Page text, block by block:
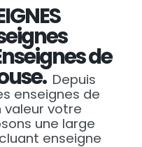
de
Depuis
enseignes de
votre
une large
enseigne